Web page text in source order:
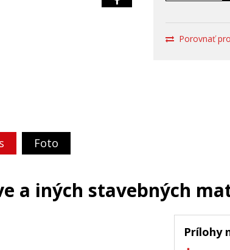
Porovnať
Foto
a iných stavebných
Prílohy